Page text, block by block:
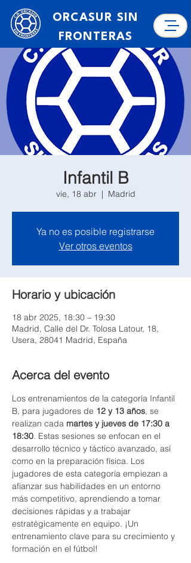
ORCASUR SIN
FRONTERAS
Infantil B
vie, 18 abr
  |
Madrid
Ya no es posible registrarse
Ver otros eventos
Horario y ubicación
18 abr 2025, 18:30 – 19:30
Madrid, Calle del Dr. Tolosa Latour, 18,
Usera, 28041 Madrid, España
Acerca del evento
Los entrenamientos de la categoría Infantil
B, para jugadores de 12 y 13 años, se
realizan cada martes y jueves de 17:30 a
18:30. Estas sesiones se enfocan en el
desarrollo técnico y táctico avanzado, así
como en la preparación física. Los
jugadores de esta categoría empiezan a
afianzar sus habilidades en un entorno
más competitivo, aprendiendo a tomar
decisiones rápidas y a trabajar
estratégicamente en equipo. ¡Un
entrenamiento clave para su crecimiento y
formación en el fútbol!